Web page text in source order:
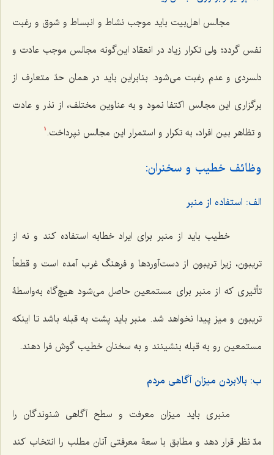
مجالس اهل‌بیت باید موجب نشاط و انبساط و شوق و رغبت
نفس گردد؛ ولی تکرار زیاد در انعقاد این‌گونه مجالس موجب عادت و
دلسردی و عدم رغبت می‌شود. بنابراین باید در همان حدّ متعارف از
برگزاری این مجالس اکتفا نمود و به عناوین مختلف، از نذر و عادت
و تظاهر بین افراد، به تکرار و استمرار این مجالس نپرداخت. 1
وظائف خطیب و سخنران:
الف: استفاده از منبر
خطیب باید از منبر برای ایراد خطابه استفاده کند و نه از
تریبون، زیرا تریبون از دست‌آوردها و فرهنگ غرب آمده است و قطعاً
تأثیری که از منبر برای مستمعین حاصل می‌شود هیچ‌گاه به‌واسطۀ
تریبون و میز پیدا نخواهد شد. منبر باید پشت به قبله باشد تا اینکه
مستمعین رو به قبله بنشینند و به سخنان خطیب گوش فرا دهند.
ب: بالابردن میزان آگاهی مردم
منبری باید میزان معرفت و سطح آگاهی شنوندگان را
مدّ نظر قرار دهد و مطابق با سعۀ معرفتی آنان مطلب را انتخاب کند